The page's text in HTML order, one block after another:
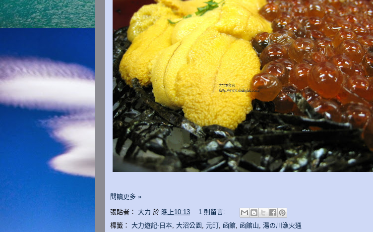
閱讀更多 »
張貼者： 大力 於 晚上10:13
1 則留言:
標籤： 大力遊記-日本, 大沼公園 , 元町, 函館, 函館山, 湯の川漁火通